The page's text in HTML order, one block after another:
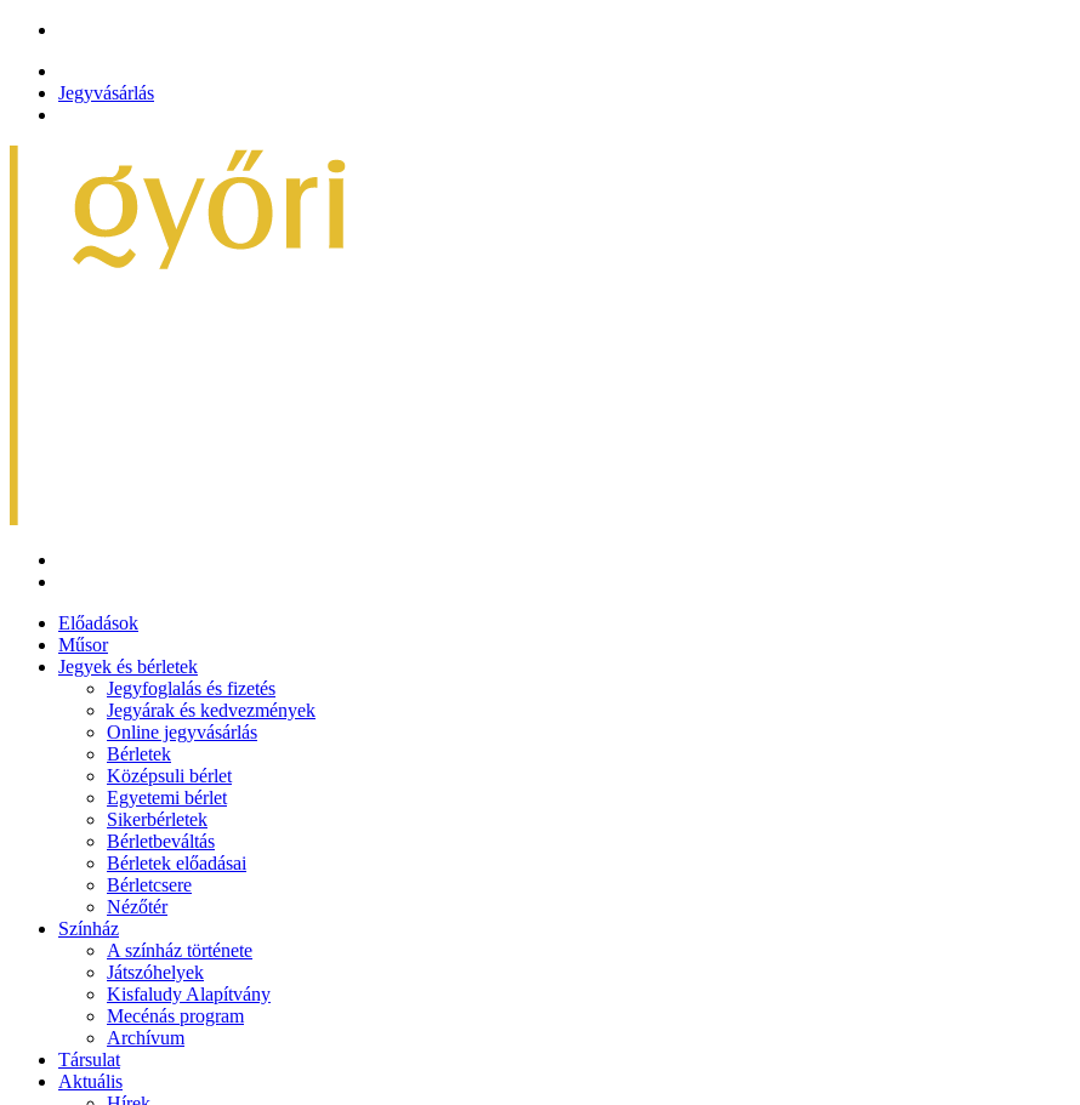
Jegyvásárlás
Előadások
Műsor
Jegyek és bérletek
Jegyfoglalás és fizetés
Jegyárak és kedvezmények
Online jegyvásárlás
Bérletek
Középsuli bérlet
Egyetemi bérlet
Sikerbérletek
Bérletbeváltás
Bérletek előadásai
Bérletcsere
Nézőtér
Színház
A színház története
Játszóhelyek
Kisfaludy Alapítvány
Mecénás program
Archívum
Társulat
Aktuális